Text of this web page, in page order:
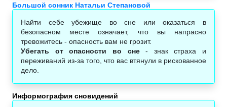
Большой сонник Натальи Степановой
Найти себе убежище во сне или оказаться в
безопасном месте означает, что вы напрасно
тревожитесь - опасность вам не грозит.
Убегать от опасности во сне- знак страха и
переживаний из-за того, что вас втянули в рискованное
дело.
Информография сновидений